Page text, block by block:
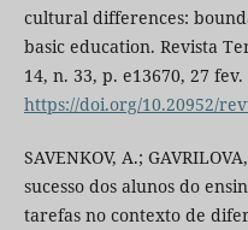
cultural differences:
basic education. Revista
14, n. 33, p. e13670, 27 fev.
https://doi.org/10.20952/
SAVENKOV, A.;
sucesso dos alunos do
tarefas no contexto de